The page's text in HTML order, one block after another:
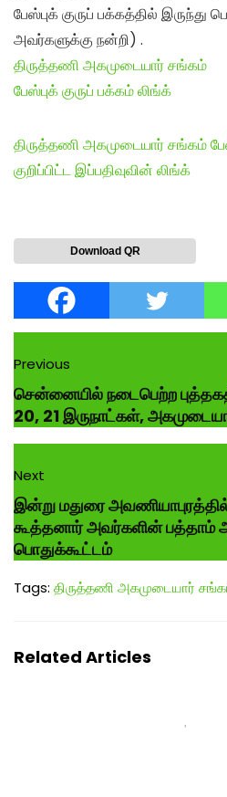
பேஸ்புக் குருப் பக்கத்தில் இருந்து
அவர்களுக்கு நன்றி) .
திருத்தணி அகமுடையார் சங்கம்
பேஸ்புக் குருப் பக்கம் லிங்க்
திருத்தணி அகமுடையார் சங்கம்
குறிப்பிட்ட இப்பதிவுவின் லிங்க்
Download QR
Previous
சென்னையில் நடைபெற்ற புத்தகத்
20, 21 இருநாட்கள்,
Next
இன்று மதுரை
கூத்தனார் அவர்களின்
பொதுக்கூட்டம்
Tags: திருத்தணி அகமுடையார்
Related Articles